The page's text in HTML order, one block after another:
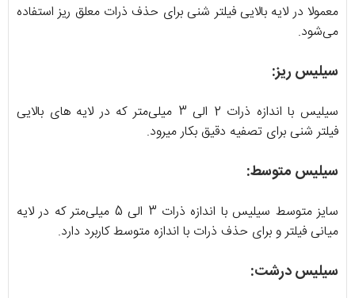
معمولا در لایه بالایی فیلتر شنی برای حذف ذرات معلق ریز استفاده
می‌شود.
سیلیس ریز:
سیلیس با اندازه ذرات 2 الی 3 میلی‌متر که در لایه های بالایی
فیلتر شنی برای تصفیه دقیق بکار میرود.
سیلیس متوسط:
سایز متوسط سیلیس با اندازه ذرات 3 الی 5 میلی‌متر که در لایه
میانی فیلتر و برای حذف ذرات با اندازه متوسط کاربرد دارد.
سیلیس درشت: